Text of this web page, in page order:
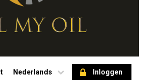
Inloggen
Nederlands